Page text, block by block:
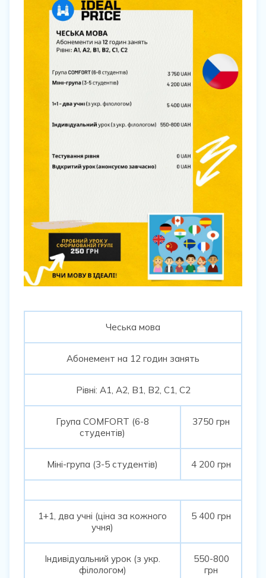
Чеська мова
Абонемент на 12 годин занять
Рівні: А1, А2, В1, В2, С1, С2
Група COMFORT (6-8
студентів)
3750 грн
Міні-група (3-5 студентів) 4 200 грн
1+1, два учні (ціна за кожного
учня)
5 400 грн
Індивідуальний урок (з укр.
філологом)
550-800
грн